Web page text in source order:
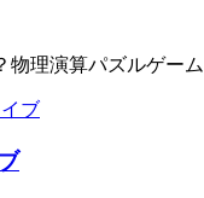
物理演算パズルゲーム